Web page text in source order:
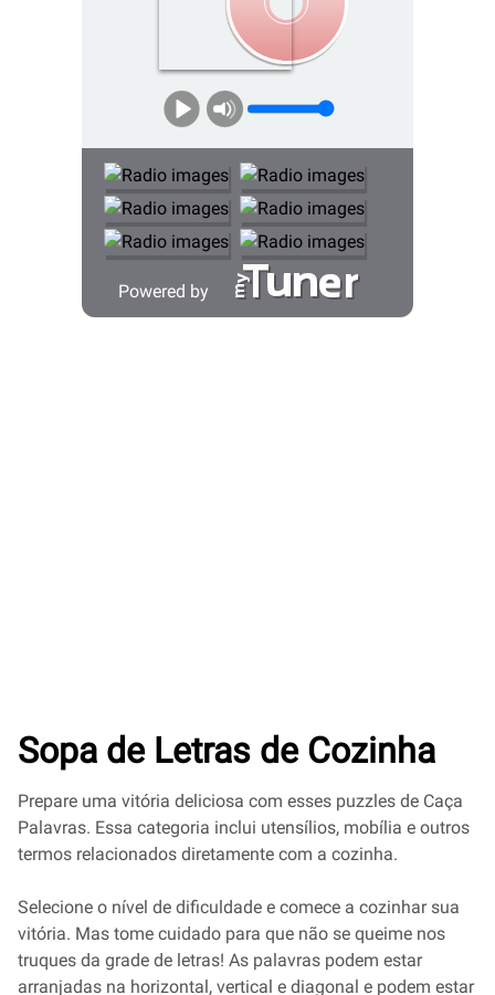
Powered by
Sopa de Letras de Cozinha
Prepare uma vitória deliciosa com esses puzzles de Caça
Palavras. Essa categoria inclui utensílios, mobília e outros
termos relacionados diretamente com a cozinha.
Selecione o nível de dificuldade e comece a cozinhar sua
vitória. Mas tome cuidado para que não se queime nos
truques da grade de letras! As palavras podem estar
arranjadas na horizontal, vertical e diagonal e podem estar